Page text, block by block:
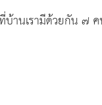
านเรามีด้วยกัน ๗